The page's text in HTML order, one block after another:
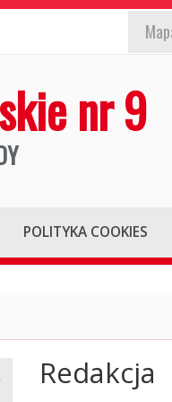
nr 9
POLITYKA COOKIES
Główna
treść
Redakcja